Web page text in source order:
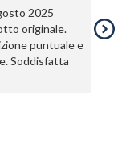
2025
originale.
puntuale e
Soddisfatta